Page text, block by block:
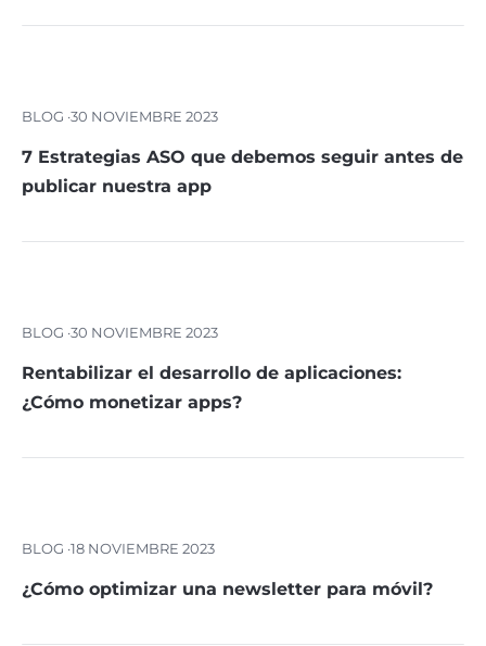
BLOG ·30 NOVIEMBRE 2023
7 Estrategias ASO que debemos seguir antes de
publicar nuestra app
BLOG ·30 NOVIEMBRE 2023
Rentabilizar el desarrollo de aplicaciones:
¿Cómo monetizar apps?
BLOG ·18 NOVIEMBRE 2023
¿Cómo optimizar una newsletter para móvil?